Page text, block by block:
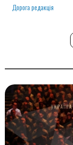
Дорога редакція